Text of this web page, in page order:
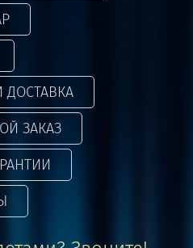
ДОСТАВКА
ЗАКАЗ